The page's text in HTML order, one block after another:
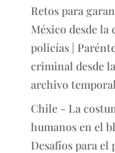
Retos para
México desde
policías |
criminal desde
archivo
Chile - La
humanos en el
Desafíos para